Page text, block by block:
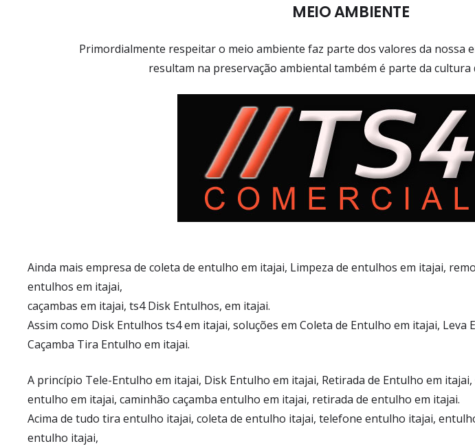
MEIO AMBIENTE
Primordialmente respeitar o meio ambiente faz parte dos valores da nossa
resultam na preservação ambiental também é parte da cultura
Ainda mais empresa de coleta de entulho em itajai, Limpeza de entulhos em itajai,
entulhos em itajai,
caçambas em itajai, ts4 Disk Entulhos, em itajai.
Assim como Disk Entulhos ts4 em itajai, soluções em Coleta de Entulho em itajai, Leva
Caçamba Tira Entulho em itajai.
A princípio Tele-Entulho em itajai, Disk Entulho em itajai, Retirada de Entulho em
entulho em itajai, caminhão caçamba entulho em itajai, retirada de entulho em itajai.
Acima de tudo tira entulho itajai, coleta de entulho itajai, telefone entulho itajai,
entulho itajai,